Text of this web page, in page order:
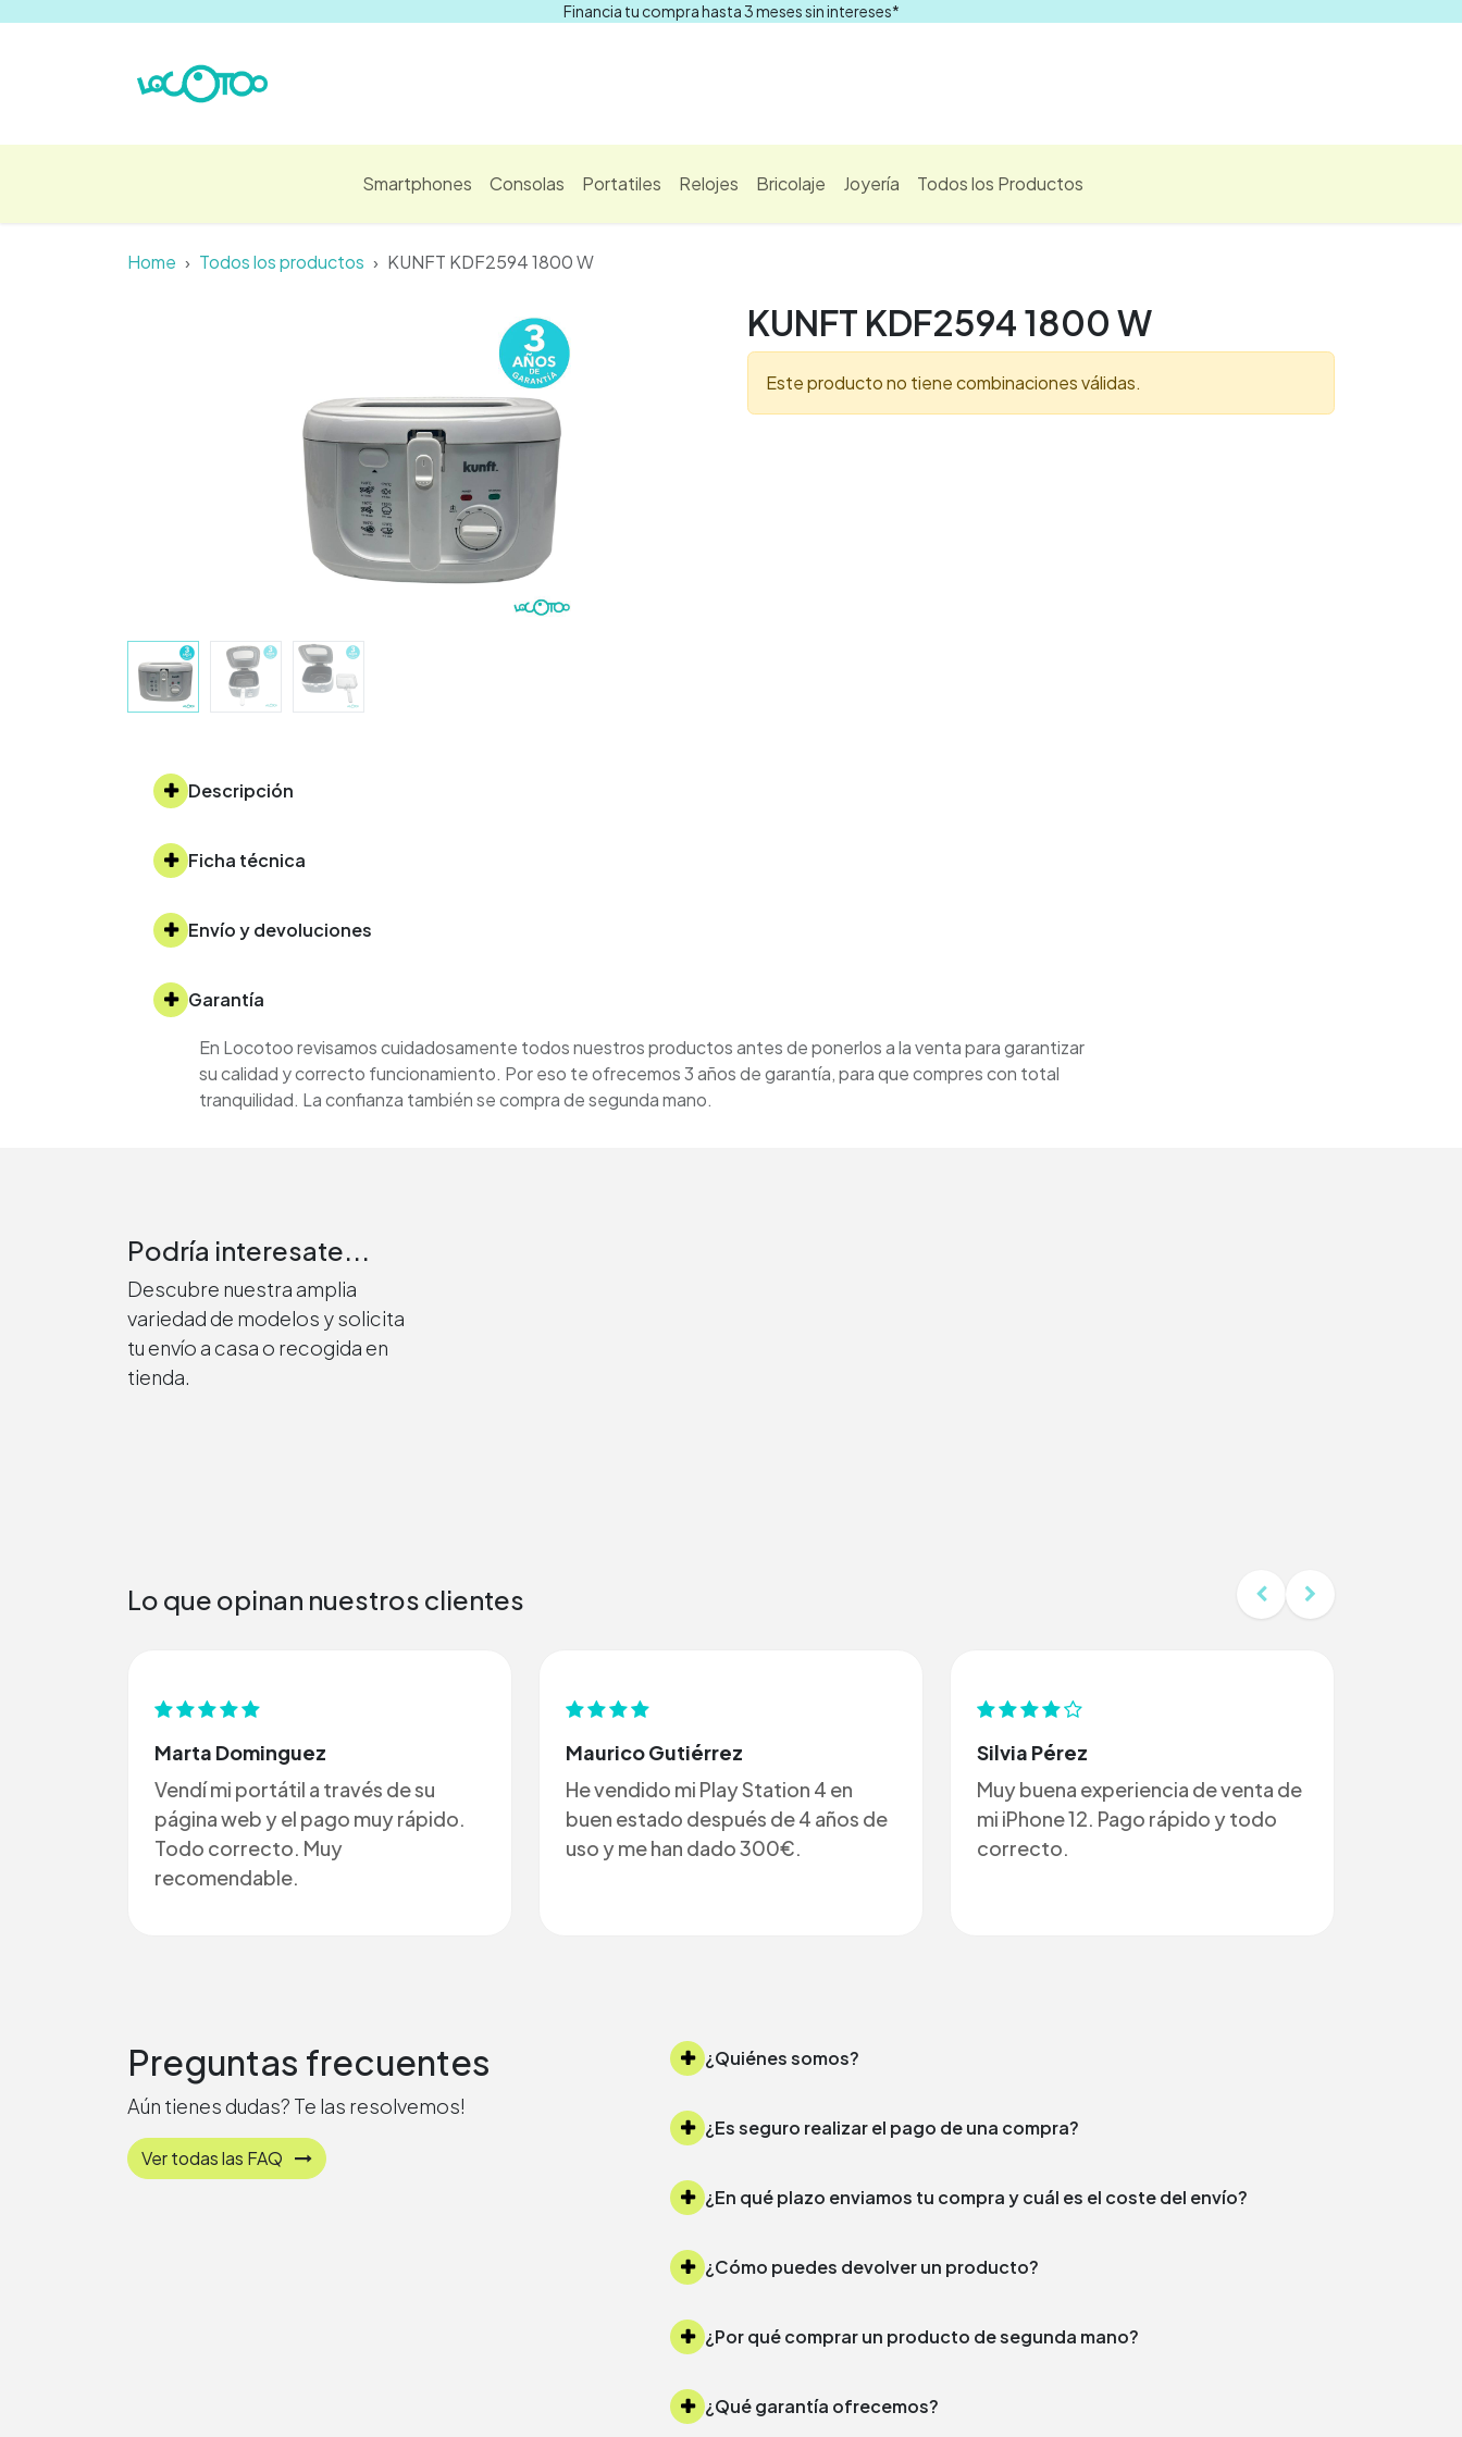
Financia tu compra hasta 3 meses sin intereses*
Smartphones Consolas Portatiles Relojes Bricolaje Joyería Todos los Productos
Home Todos los productos KUNFT KDF2594 1800 W
KUNFT KDF2594 1800 W
Este producto no tiene combinaciones válidas.
Descripción
Ficha técnica
Envío y devoluciones
Garantía
En Locotoo revisamos cuidadosamente todos nuestros productos antes de ponerlos a la venta para garantizar
su calidad y correcto funcionamiento. Por eso te ofrecemos 3 años de garantía, para que compres con total
tranquilidad. La confianza también se compra de segunda mano.
Podría interesate...
Descubre nuestra amplia
variedad de modelos y solicita
tu envío a casa o recogida en
tienda.
Lo que opinan nuestros clientes
Marta Dominguez
Vendí mi portátil a través de su
página web y el pago muy rápido.
Todo correcto. Muy
recomendable.
Maurico Gutiérrez
He vendido mi Play Station 4 en
buen estado después de 4 años de
uso y me han dado 300€.
Silvia Pérez
Muy buena experiencia de venta de
mi iPhone 12. Pago rápido y todo
correcto.
Preguntas frecuentes
Aún tienes dudas? Te las resolvemos!
Ver todas las FAQ
¿Quiénes somos?
¿Es seguro realizar el pago de una compra?
¿En qué plazo enviamos tu compra y cuál es el coste del envío?
¿Cómo puedes devolver un producto?
¿Por qué comprar un producto de segunda mano?
¿Qué garantía ofrecemos?